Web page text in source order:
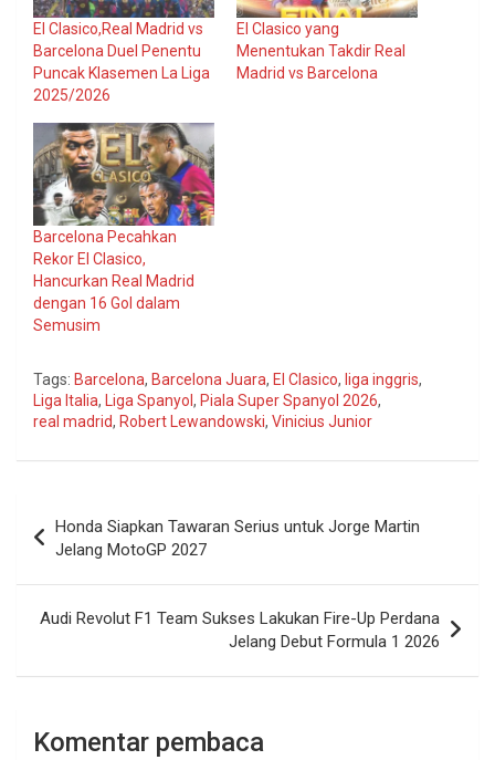
El Clasico,Real Madrid vs
Barcelona Duel Penentu
Puncak Klasemen La Liga
2025/2026
El Clasico yang
Menentukan Takdir Real
Madrid vs Barcelona
Barcelona Pecahkan
Rekor El Clasico,
Hancurkan Real Madrid
dengan 16 Gol dalam
Semusim
Tags: Barcelona, Barcelona Juara, El Clasico, liga inggris,
Liga Italia, Liga Spanyol , Piala Super Spanyol 2026,
real madrid, Robert Lewandowski, Vinicius Junior
pos
Honda Siapkan Tawaran Serius untuk Jorge Martin
Jelang MotoGP 2027
Audi Revolut F1 Team Sukses Lakukan Fire-Up Perdana
Jelang Debut Formula 1 2026
Komentar pembaca